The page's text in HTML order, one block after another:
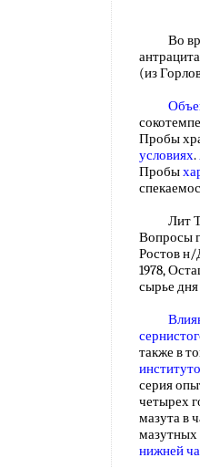
Во
(из
Пробы
условиях.
Пробы
Лит
Вопросы
Ростов н/
1978,
сырье дня
также в
серия
четырех
мазута в
мазутных
нижней